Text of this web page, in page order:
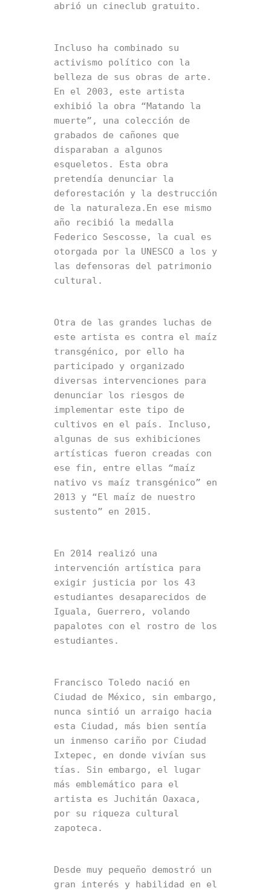
abrió un cineclub gratuito.
Incluso ha combinado su
activismo político con la
belleza de sus obras de arte.
En el 2003, este artista
exhibió la obra “Matando la
muerte”, una colección de
grabados de cañones que
disparaban a algunos
esqueletos. Esta obra
pretendía denunciar la
deforestación y la destrucción
de la naturaleza.En ese mismo
año recibió la medalla
Federico Sescosse, la cual es
otorgada por la UNESCO a los y
las defensoras del patrimonio
cultural.
Otra de las grandes luchas de
este artista es contra el maíz
transgénico, por ello ha
participado y organizado
diversas intervenciones para
denunciar los riesgos de
implementar este tipo de
cultivos en el país. Incluso,
algunas de sus exhibiciones
artísticas fueron creadas con
ese fin, entre ellas “maíz
nativo vs maíz transgénico” en
2013 y “El maíz de nuestro
sustento” en 2015.
En 2014 realizó una
intervención artística para
exigir justicia por los 43
estudiantes desaparecidos de
Iguala, Guerrero, volando
papalotes con el rostro de los
estudiantes.
Francisco Toledo nació en
Ciudad de México, sin embargo,
nunca sintió un arraigo hacia
esta Ciudad, más bien sentía
un inmenso cariño por Ciudad
Ixtepec, en donde vivían sus
tías. Sin embargo, el lugar
más emblemático para el
artista es Juchitán Oaxaca,
por su riqueza cultural
zapoteca.
Desde muy pequeño demostró un
gran interés y habilidad en el